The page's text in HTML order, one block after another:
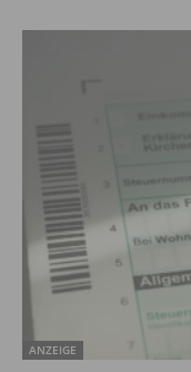
ANZEIGE